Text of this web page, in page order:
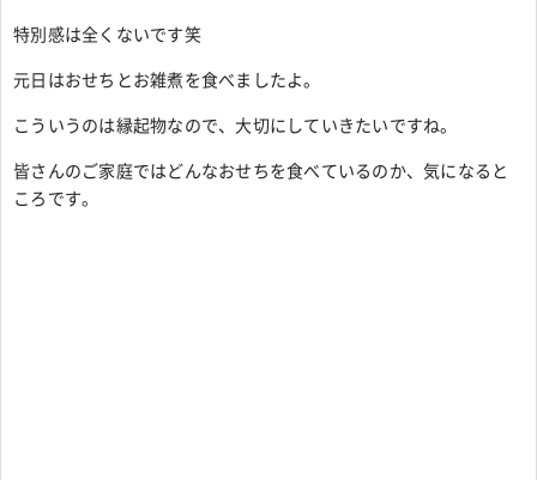
特別感は全くないです笑
元日はおせちとお雑煮を食べましたよ。
こういうのは縁起物なので、大切にしていきたいですね。
皆さんのご家庭ではどんなおせちを食べているのか、気になると
ころです。